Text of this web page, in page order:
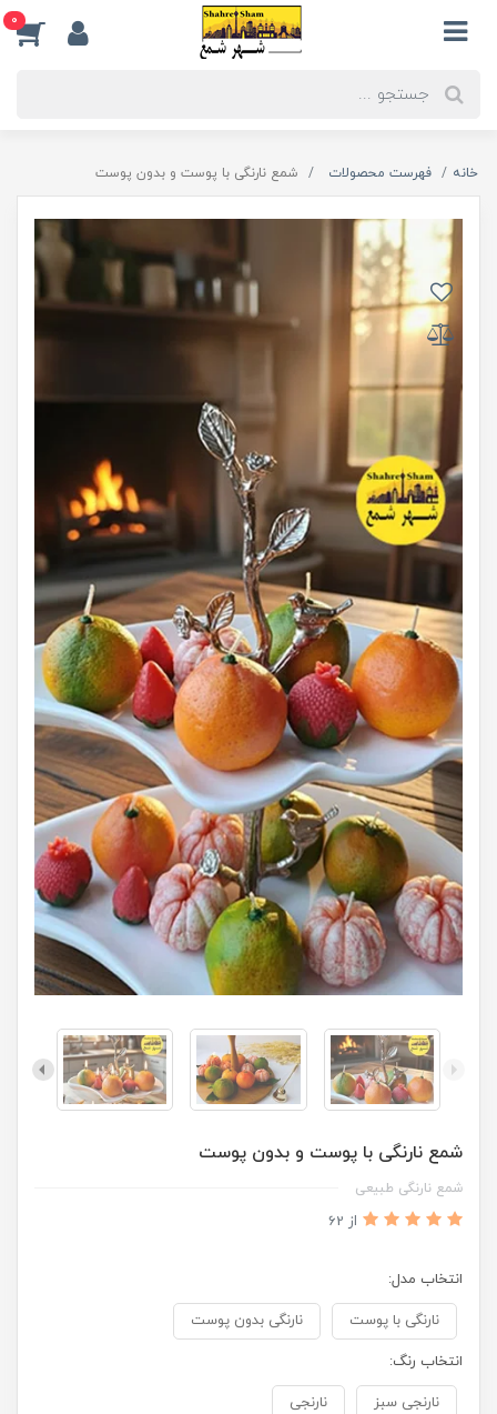
0
خانه فهرست محصولات شمع نارنگی با پوست و بدون پوست
شمع نارنگی با پوست و بدون پوست
شمع نارنگی طبیعی
از 62
انتخاب مدل:
نارنگی با پوست نارنگی بدون پوست
انتخاب رنگ:
نارنجی سبز نارنجی